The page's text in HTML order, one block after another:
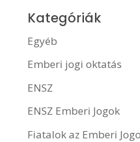
Kategóriák
Egyéb
Emberi jogi oktatás
ENSZ
ENSZ Emberi Jogok
Fiatalok az Emberi